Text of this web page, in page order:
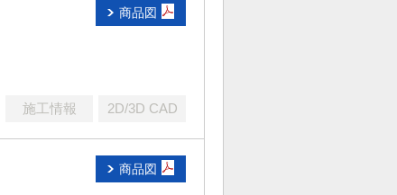
商品図
施工情報 2D/3D CAD
商品図